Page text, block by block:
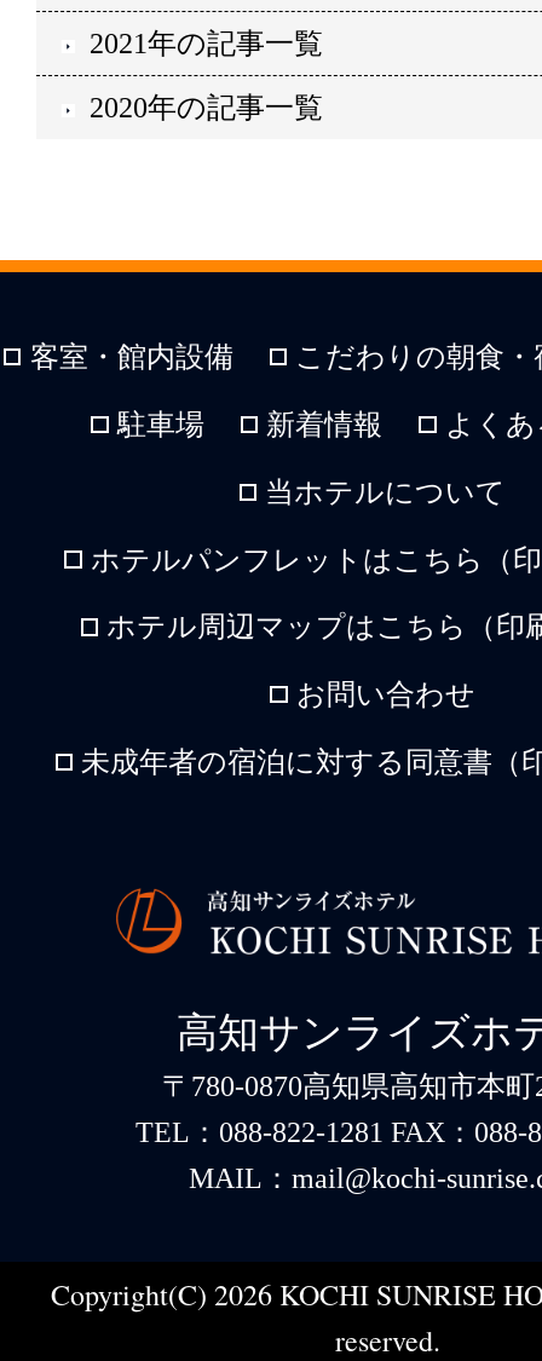
2021年の記事一覧
2020年の記事一覧
客室・館内設備 こだわりの朝食
駐車場 新着情報 よく
当ホテルについて
ホテルパンフレットはこちら（
ホテル周辺マップはこちら（印
お問い合わせ
未成年者の宿泊に対する同意書（
高知サンライズホ
〒780-0870高知県高知市本町
TEL：088-822-1281 FAX：088-
MAIL：mail@kochi-
Copyright(C) 2026 KOCHI SUNRISE
reserved.